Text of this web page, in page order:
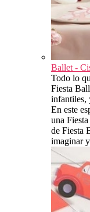
Ballet -
Todo lo
Fiesta
infantiles,
En este
una
de Fiesta
imaginar